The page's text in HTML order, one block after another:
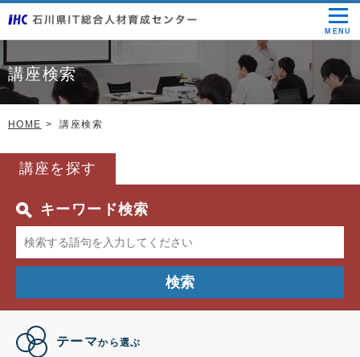
MENU
講座検索
HOME 講座検索
講座を探す
キーワード検索
検索
テーマから選ぶ